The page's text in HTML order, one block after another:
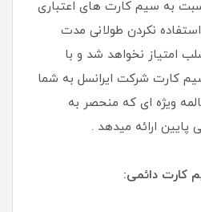
به سیم کارت های اعتباری
نکردن طولانی مدت
امتیاز نخواهد شد و با
کارت شرکت ایرانسل به شما
ویژه ای که منحصر به
ارائه میدهد .
کارت دائمی: